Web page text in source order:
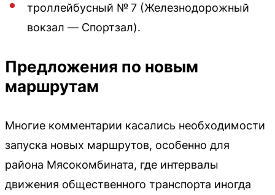
троллейбусный № 7 (Железнодорожный
вокзал — Спортзал).
Предложения по новым
маршрутам
Многие комментарии касались необходимости
запуска новых маршрутов, особенно для
района Мясокомбината, где интервалы
движения общественного транспорта иногда